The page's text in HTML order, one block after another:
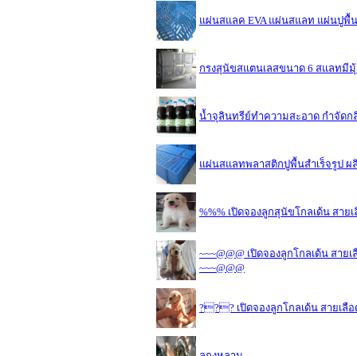
แผ่นสแลค EVA แผ่นสแลท แผ่นปูพื้
กรงสุนัขสแตนเลสขนาด 6 สแลทมีมุ้
น้ำจุลินทรีย์ทำความสะอาด กำจัด
แผ่นสแลทพลาสติกปูพื้นสำเร็จรูป ผ
%%% เปิดจองลูกสุนัขโกลเด้น สา
~~~@@@ เปิดจองลูกโกลเด้น ส
~~~@@@
??? เปิดจองลูกโกลเด้น สายเ